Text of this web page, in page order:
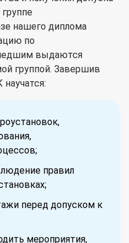
нашего диплома
по
выдаются
группой. Завершив
правил
перед допуском к
мероприятия,